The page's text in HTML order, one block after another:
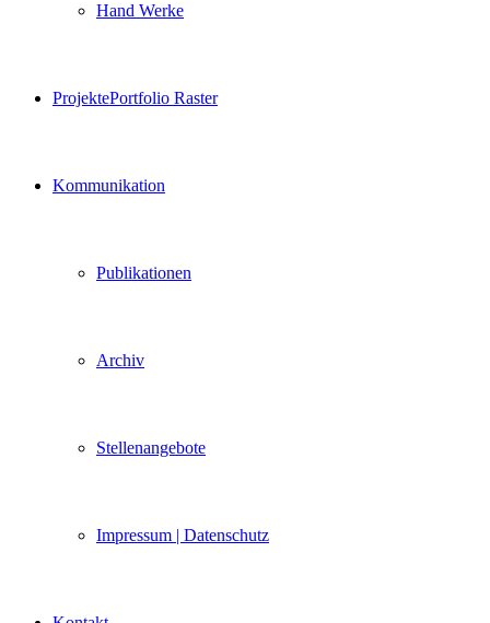
Hand Werke
ProjektePortfolio Raster
Kommunikation
Publikationen
Archiv
Stellenangebote
Impressum | Datenschutz